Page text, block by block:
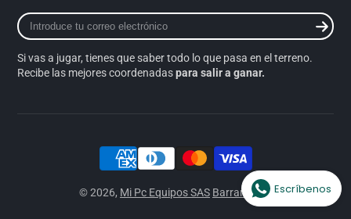
Introduce
tu
electrónico
Si vas a jugar, tienes que saber todo lo que pasa en el terreno.
Recibe las mejores coordenadaspara salir a ganar.
© 2026, Mi Pc Equipos SAS Barranquilla Escríbenos